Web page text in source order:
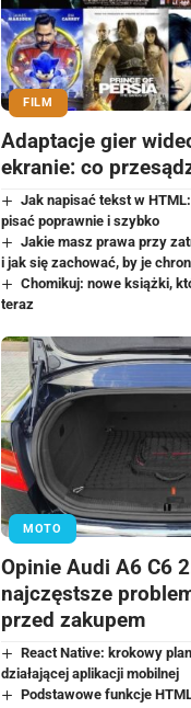
FILM
Adaptacje gier
ekranie: co
Jak napisać tekst w
pisać poprawnie i szybko
Jakie masz prawa przy
i jak się zachować, by je
Chomikuj: nowe książki,
teraz
MOTO
Opinie Audi A6 C6
najczęstsze
przed zakupem
React Native: krokowy
działającej aplikacji mobilnej
Podstawowe funkcje